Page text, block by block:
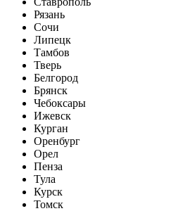
Рязань
Сочи
Липецк
Тамбов
Тверь
Белгород
Брянск
Чебоксары
Ижевск
Курган
Оренбург
Орел
Пенза
Тула
Курск
Томск